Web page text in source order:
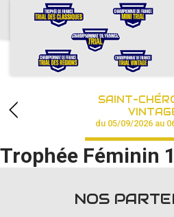
ACCUEIL
CALENDRIER
CHAMPIONNAT
RÉSULTATS
PHOTOS / VIDÉOS
PARTENAIRES
SAINT-
du 05/09/2026 au
Trophée Féminin 1
NOS